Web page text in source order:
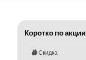
Коротко по акции
Скидка